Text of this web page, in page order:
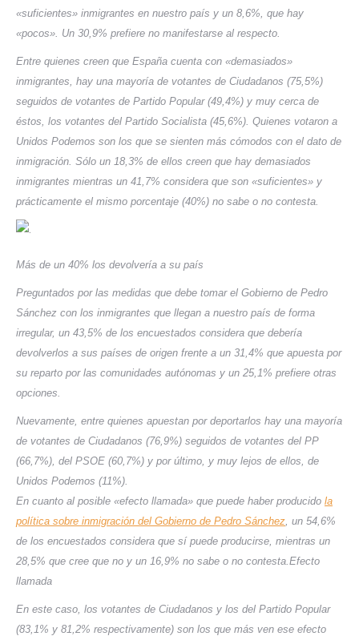
«suficientes» inmigrantes en nuestro país y un 8,6%, que hay
«pocos». Un 30,9% prefiere no manifestarse al respecto.
Entre quienes creen que España cuenta con «demasiados»
inmigrantes, hay una mayoría de votantes de Ciudadanos (75,5%)
seguidos de votantes de Partido Popular (49,4%) y muy cerca de
éstos, los votantes del Partido Socialista (45,6%). Quienes votaron a
Unidos Podemos son los que se sienten más cómodos con el dato de
inmigración. Sólo un 18,3% de ellos creen que hay demasiados
inmigrantes mientras un 41,7% considera que son «suficientes» y
prácticamente el mismo porcentaje (40%) no sabe o no contesta.
Más de un 40% los devolvería a su país
Preguntados por las medidas que debe tomar el Gobierno de Pedro
Sánchez con los inmigrantes que llegan a nuestro país de forma
irregular, un 43,5% de los encuestados considera que debería
devolverlos a sus países de origen frente a un 31,4% que apuesta por
su reparto por las comunidades autónomas y un 25,1% prefiere otras
opciones.
Nuevamente, entre quienes apuestan por deportarlos hay una mayoría
de votantes de Ciudadanos (76,9%) seguidos de votantes del PP
(66,7%), del PSOE (60,7%) y por último, y muy lejos de ellos, de
Unidos Podemos (11%).
En cuanto al posible «efecto llamada» que puede haber producido la
política sobre inmigración del Gobierno de Pedro Sánchez, un 54,6%
de los encuestados considera que sí puede producirse, mientras un
28,5% que cree que no y un 16,9% no sabe o no contesta.Efecto
llamada
En este caso, los votantes de Ciudadanos y los del Partido Popular
(83,1% y 81,2% respectivamente) son los que más ven ese efecto